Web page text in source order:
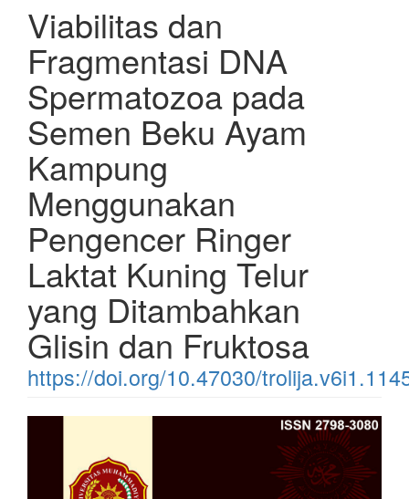
Viabilitas dan
Fragmentasi DNA
Spermatozoa pada
Semen Beku Ayam
Kampung
Menggunakan
Pengencer Ringer
Laktat Kuning Telur
yang Ditambahkan
Glisin dan Fruktosa
https://doi.org/10.47030/
Sidebar